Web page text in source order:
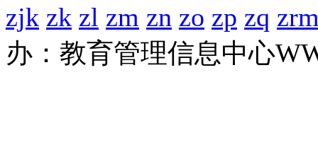
zjk zk zl zm zn zo zp zq
办：教育管理信息中心